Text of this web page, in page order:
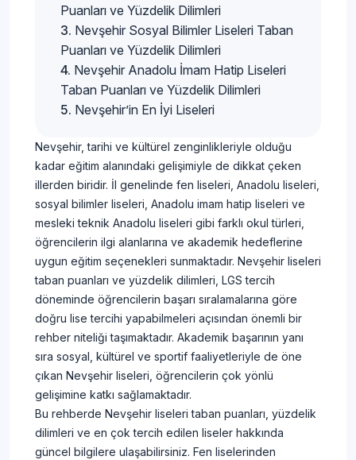
Puanları ve Yüzdelik Dilimleri
Nevşehir Sosyal Bilimler Liseleri Taban
Puanları ve Yüzdelik Dilimleri
Nevşehir Anadolu İmam Hatip Liseleri
Taban Puanları ve Yüzdelik Dilimleri
Nevşehir’in En İyi Liseleri
Nevşehir, tarihi ve kültürel zenginlikleriyle olduğu
kadar eğitim alanındaki gelişimiyle de dikkat çeken
illerden biridir. İl genelinde fen liseleri, Anadolu liseleri,
sosyal bilimler liseleri, Anadolu imam hatip liseleri ve
mesleki teknik Anadolu liseleri gibi farklı okul türleri,
öğrencilerin ilgi alanlarına ve akademik hedeflerine
uygun eğitim seçenekleri sunmaktadır. Nevşehir liseleri
taban puanları ve yüzdelik dilimleri, LGS tercih
döneminde öğrencilerin başarı sıralamalarına göre
doğru lise tercihi yapabilmeleri açısından önemli bir
rehber niteliği taşımaktadır. Akademik başarının yanı
sıra sosyal, kültürel ve sportif faaliyetleriyle de öne
çıkan Nevşehir liseleri, öğrencilerin çok yönlü
gelişimine katkı sağlamaktadır.
Bu rehberde Nevşehir liseleri taban puanları, yüzdelik
dilimleri ve en çok tercih edilen liseler hakkında
güncel bilgilere ulaşabilirsiniz. Fen liselerinden